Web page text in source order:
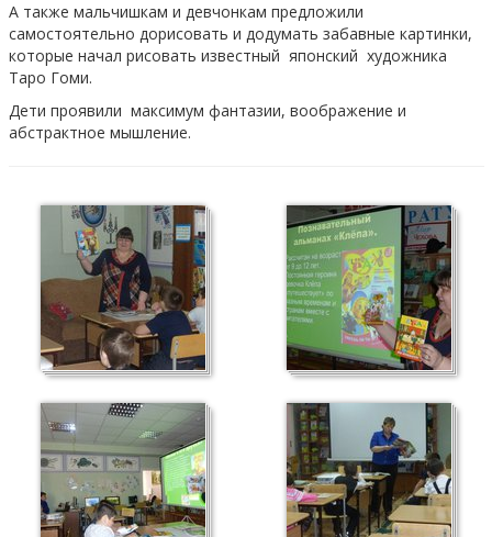
А также мальчишкам и девчонкам предложили
самостоятельно дорисовать и додумать забавные картинки,
которые начал рисовать известный японский художника
Таро Гоми.
Дети проявили максимум фантазии, воображение и
абстрактное мышление.